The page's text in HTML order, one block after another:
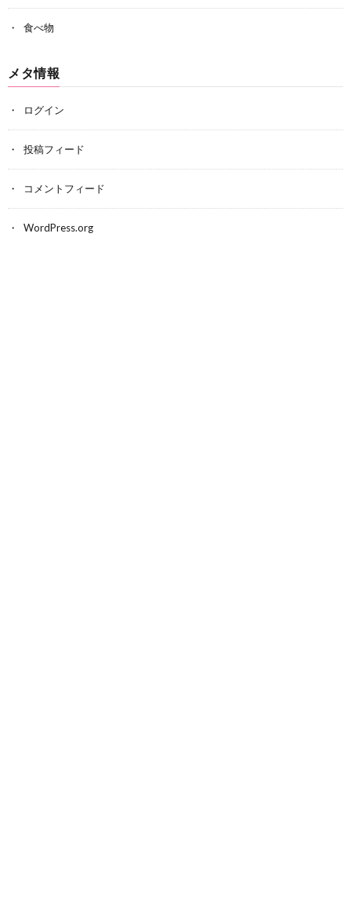
食べ物
メタ情報
ログイン
投稿フィード
コメントフィード
WordPress.org